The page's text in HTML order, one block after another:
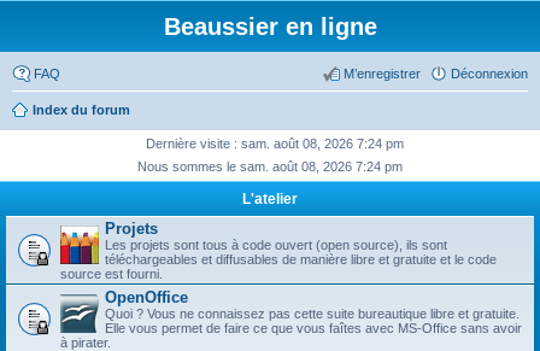
Beaussier en ligne
FAQ Déconnexion
M’enregistrer
Index du forum
Dernière visite : sam. août 08, 2026 7:24 pm
Nous sommes le sam. août 08, 2026 7:24 pm
L'atelier
Projets
Les projets sont tous à code ouvert (open source), ils sont
téléchargeables et diffusables de manière libre et gratuite et le code
source est fourni.
OpenOffice
Quoi ? Vous ne connaissez pas cette suite bureautique libre et gratuite.
Elle vous permet de faire ce que vous faîtes avec MS-Office sans avoir
à pirater.